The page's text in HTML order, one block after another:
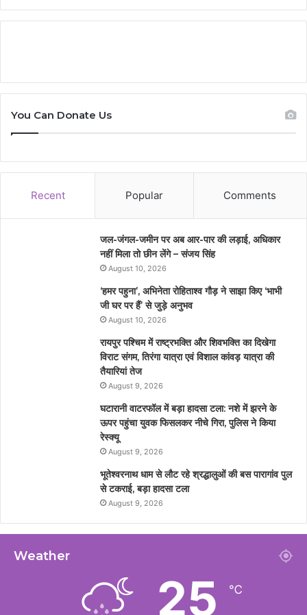
You Can Donate Us
Recent Popular Comments
जल-जंगल-जमीन पर अब आर-पार की लड़ाई, अधिकार
नहीं मिला तो छीन लेंगे – संजय सिंह
August 10, 2026
‘हमर पहुना’, अभिनेता रोहिताश्व गौड़ ने साझा किए ‘भाभी
जी घर पर हैं’ से जुड़े अनुभव
August 10, 2026
रायपुर पश्चिम में राष्ट्रभक्ति और शिवभक्ति का दिखेगा
विराट संगम, तिरंगा यात्रा एवं विशाल कांवड़ यात्रा की
तैयारियां तेज
August 9, 2026
घटारानी वाटरफॉल में बड़ा हादसा टला: नशे में झरने के
ऊपर पहुंचा युवक फिसलकर नीचे गिरा, पुलिस ने किया
रेस्क्यू
August 9, 2026
भूतेश्वरनाथ धाम से लौट रहे श्रद्धालुओं की बस पारागांव पुल
से टकराई, बड़ा हादसा टला
August 9, 2026
Weather
25 ℃